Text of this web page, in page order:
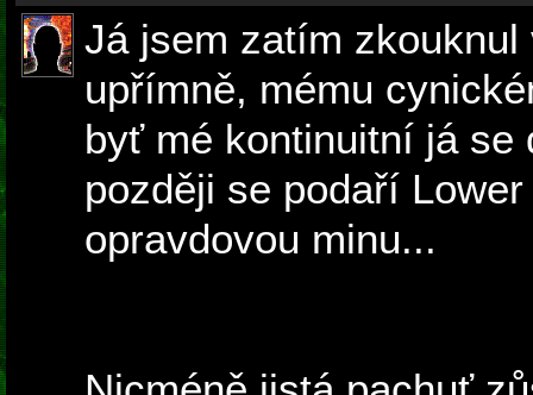
Já jsem zatím
upřímně, mému
byť mé kontinuitní já
později se podaří
opravdovou minu...